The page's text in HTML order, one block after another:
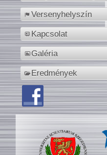
Versenyhelyszín
Kapcsolat
Galéria
Eredmények